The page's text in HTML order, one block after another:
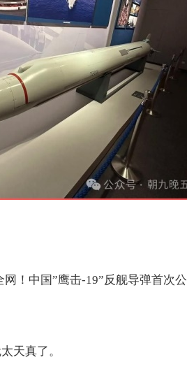
网！中国”鹰击-19”反舰导弹首次
天真了。